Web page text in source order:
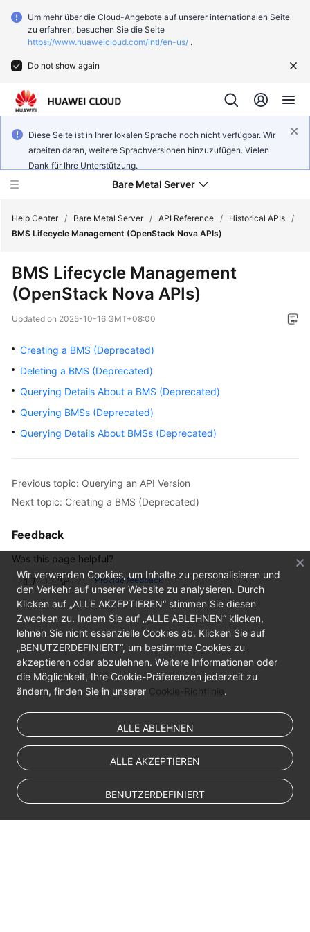
Um mehr über die Cloud-Angebote auf unserer internationalen Seite
zu erfahren, besuchen Sie die Seite
https://www.huaweicloud.com/intl/en-us/ .
Do not show again
Diese Seite ist in Ihrer lokalen Sprache noch nicht verfügbar. Wir
arbeiten daran, weitere Sprachversionen hinzuzufügen. Vielen
Dank für Ihre Unterstützung.
Bare Metal Server
New
Overview
Service
Overview
Started
Private
Creation
Guide
Best
Practices
API
Reference
SDK
Reference
FAQs
Troubleshooting
Videos
Help Center / Bare Metal Server / API Reference / Historical APIs /
BMS Lifecycle Management (OpenStack Nova APIs)
BMS Lifecycle Management
(OpenStack Nova APIs)
Updated on 2025-10-16 GMT+08:00
Creating a BMS (Deprecated)
Deleting a BMS (Deprecated)
Querying Details About a BMS (Deprecated)
Querying BMSs (Deprecated)
Querying Details About BMSs (Deprecated)
Previous topic: Querying an API Version
Next topic: Creating a BMS (Deprecated)
Feedback
Was this page helpful?
Provide feedback
Wir verwenden Cookies, um Inhalte zu personalisieren und
den Verkehr auf unserer Website zu analysieren. Durch
Klicken auf „ALLE AKZEPTIEREN“ stimmen Sie diesen
Zwecken zu. Indem Sie auf „ALLE ABLEHNEN“ klicken,
lehnen Sie nicht essenzielle Cookies ab. Klicken Sie auf
„BENUTZERDEFINIERT“, um bestimmte Cookies zu
akzeptieren oder abzulehnen. Weitere Informationen oder
die Möglichkeit, Ihre Cookie-Präferenzen jederzeit zu
ändern, finden Sie in unserer Cookie-Richtlinie.
ALLE ABLEHNEN
ALLE AKZEPTIEREN
BENUTZERDEFINIERT